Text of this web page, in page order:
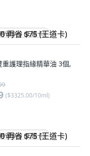
省 $75 (王道卡)
護理指緣精華油 3個,
($3325.00/10ml)
省 $75 (王道卡)